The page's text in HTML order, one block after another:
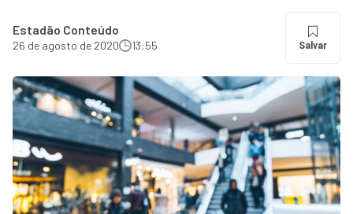
Estadão Conteúdo
26 de agosto de 2020 13:55 Salvar